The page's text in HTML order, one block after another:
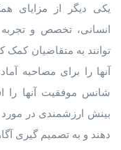
انسانی، تخصص و
توانند به متقاضیان کمک
آنها را برای مصاحبه
شانس موفقیت آنها را
بینش ارزشمندی در مورد
دهند و به تصمیم گیری